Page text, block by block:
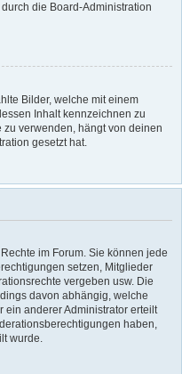
die Board-Administration
Bilder, welche mit einem
Inhalt kennzeichnen zu
verwenden, hängt von deinen
gesetzt hat.
im Forum. Sie können jede
setzen, Mitglieder
vergeben usw. Die
davon abhängig, welche
ein anderer Administrator erteilt
haben,
wurde.